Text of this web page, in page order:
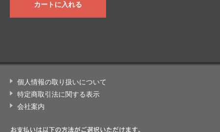
カートに入れる
個人情報の取り扱いについて
特定商取引法に関する表示
会社案内